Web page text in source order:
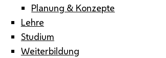
Planung & Konzepte
Lehre
Studium
Weiterbildung